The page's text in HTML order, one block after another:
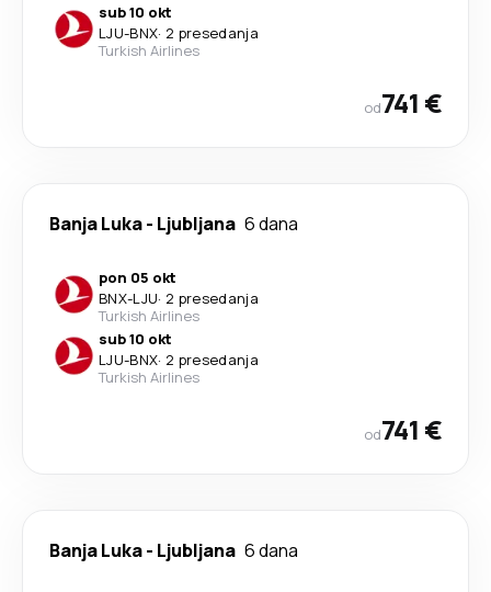
sub 10 okt
LJU-BNX· 2 presedanja
Turkish Airlines
od741 €
Banja Luka- Ljubljana 6 dana
pon 05 okt
BNX-LJU· 2 presedanja
Turkish Airlines
sub 10 okt
LJU-BNX· 2 presedanja
Turkish Airlines
od741 €
Banja Luka- Ljubljana 6 dana